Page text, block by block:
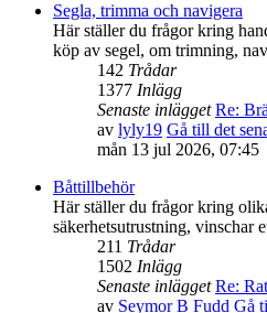
Segla, trimma och navigera
Här ställer du frågor kring
köp av segel, om trimning,
142 Trådar
1377 Inlägg
Senaste inlägget Re:
av lyly19 Gå till det
mån 13 jul 2026, 07:45
Båttillbehör
Här ställer du frågor kring
säkerhetsutrustning, vinschar
211 Trådar
1502 Inlägg
Senaste inlägget Re:
av Seymor B Fudd Gå